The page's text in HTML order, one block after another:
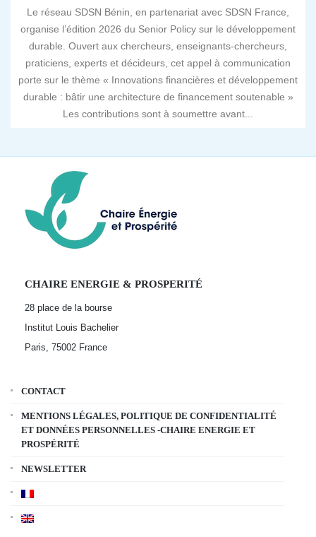
Le réseau SDSN Bénin, en partenariat avec SDSN France,
organise l’édition 2026 du Senior Policy sur le développement
durable. Ouvert aux chercheurs, enseignants-chercheurs,
praticiens, experts et décideurs, cet appel à communication
porte sur le thème « Innovations financières et développement
durable : bâtir une architecture de financement soutenable »
Les contributions sont à soumettre avant...
CHAIRE ENERGIE & PROSPERITÉ
28 place de la bourse
Institut Louis Bachelier
Paris, 75002 France
CONTACT
MENTIONS LÉGALES, POLITIQUE DE CONFIDENTIALITÉ
ET DONNÉES PERSONNELLES -CHAIRE ENERGIE ET
PROSPÉRITÉ
NEWSLETTER